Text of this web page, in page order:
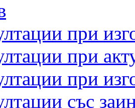
при
при
при
със